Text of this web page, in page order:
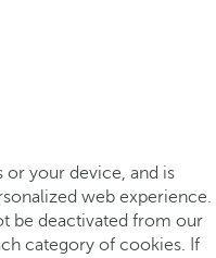
your device, and is
web experience.
be deactivated from our
category of cookies. If